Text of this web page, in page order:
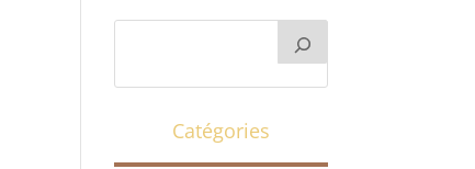
Catégories